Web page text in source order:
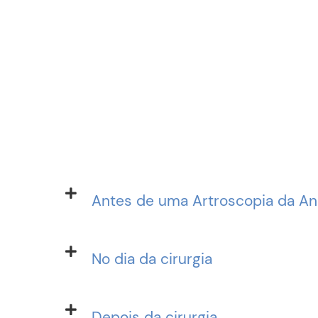
Antes de uma Artroscopia da
No dia da cirurgia